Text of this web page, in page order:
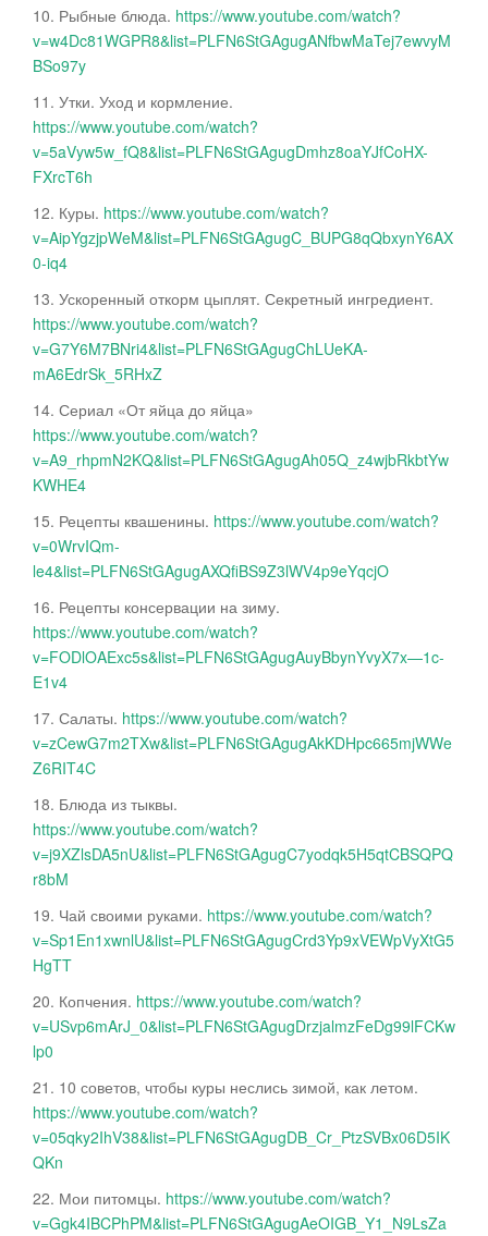
10. Рыбные блюда. https://www.youtube.com/watch?
v=w4Dc81WGPR8&list=PLFN6StGAgugANfbwMaTej7ewvyM
BSo97y
11. Утки. Уход и кормление.
https://www.youtube.com/watch?
v=5aVyw5w_fQ8&list=PLFN6StGAgugDmhz8oaYJfCoHX-
FXrcT6h
12. Куры. https://www.youtube.com/watch?
v=AipYgzjpWeM&list=PLFN6StGAgugC_BUPG8qQbxynY6AX
0-iq4
13. Ускоренный откорм цыплят. Секретный ингредиент.
https://www.youtube.com/watch?
v=G7Y6M7BNri4&list=PLFN6StGAgugChLUeKA-
mA6EdrSk_5RHxZ
14. Сериал «От яйца до яйца»
https://www.youtube.com/watch?
v=A9_rhpmN2KQ&list=PLFN6StGAgugAh05Q_z4wjbRkbtYw
KWHE4
15. Рецепты квашенины. https://www.youtube.com/watch?
v=0WrvIQm-
le4&list=PLFN6StGAgugAXQfiBS9Z3lWV4p9eYqcjO
16. Рецепты консервации на зиму.
https://www.youtube.com/watch?
v=FODlOAExc5s&list=PLFN6StGAgugAuyBbynYvyX7x—1c-
E1v4
17. Салаты. https://www.youtube.com/watch?
v=zCewG7m2TXw&list=PLFN6StGAgugAkKDHpc665mjWWe
Z6RIT4C
18. Блюда из тыквы.
https://www.youtube.com/watch?
v=j9XZlsDA5nU&list=PLFN6StGAgugC7yodqk5H5qtCBSQPQ
r8bM
19. Чай своими руками. https://www.youtube.com/watch?
v=Sp1En1xwnlU&list=PLFN6StGAgugCrd3Yp9xVEWpVyXtG5
HgTT
20. Копчения. https://www.youtube.com/watch?
v=USvp6mArJ_0&list=PLFN6StGAgugDrzjalmzFeDg99lFCKw
lp0
21. 10 советов, чтобы куры неслись зимой, как летом.
https://www.youtube.com/watch?
v=05qky2IhV38&list=PLFN6StGAgugDB_Cr_PtzSVBx06D5IK
QKn
22. Мои питомцы. https://www.youtube.com/watch?
v=Ggk4IBCPhPM&list=PLFN6StGAgugAeOIGB_Y1_N9LsZa